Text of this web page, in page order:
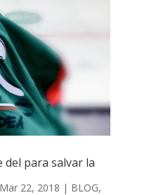
del para salvar la
Mar 22, 2018 | BLOG,